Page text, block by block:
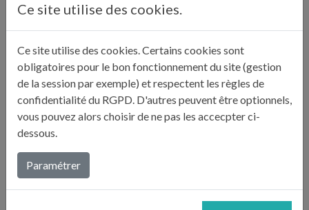
Salade amère
Fruits Frais
Citron
Groseille
Raisin
Fruits secs
Raisin sec
Viandes
Ce site utilise des cookies.
Ce site utilise des cookies. Certains cookies sont
obligatoires pour le bon fonctionnement du site (gestion
de la session par exemple) et respectent les règles de
confidentialité du RGPD. D'autres peuvent être optionnels,
vous pouvez alors choisir de ne pas les accecpter ci-
dessous.
Paramétrer